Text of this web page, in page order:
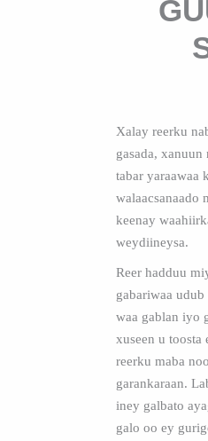
Xalay reerku
gasada,
tabar yaraawaa
walaacsanaado
keenay
weydiineysa.
Reer hadduu
gabariwaa
waa gablan iyo
xuseen u toosta
reerku maba
garankaraan.
iney galbato
galo oo ey